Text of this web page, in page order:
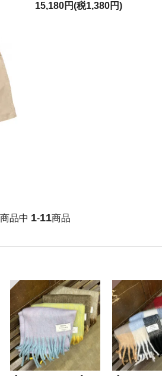
15,180円(税1,380円)
商品中 1-11商品